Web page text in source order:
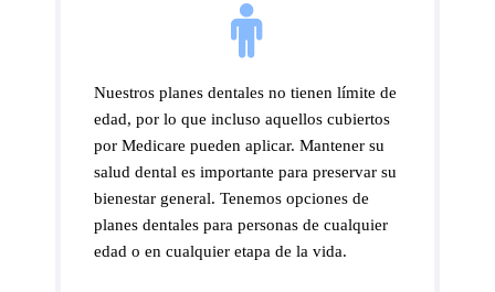
Nuestros planes dentales no tienen límite de
edad, por lo que incluso aquellos cubiertos
por Medicare pueden aplicar. Mantener su
salud dental es importante para preservar su
bienestar general. Tenemos opciones de
planes dentales para personas de cualquier
edad o en cualquier etapa de la vida.